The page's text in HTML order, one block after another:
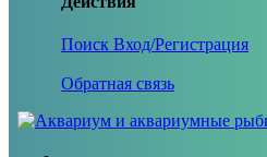
Поиск Вход/Регистрация
Обратная связь